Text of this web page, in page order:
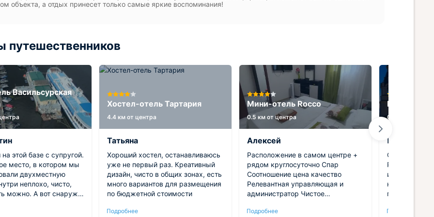
объекта, а отдых принесет только самые яркие воспоминания!
путешественников
Васильсурская
этой базе с супругой.
место, в котором мы
двухместную
неплохо, чисто,
можно. А вот снаружи
баня, доступна
Хостел-отель Тартария
4.4 км от центра
Татьяна
Хороший хостел, останавливаюсь
уже не первый раз. Креативный
дизайн, чисто в общих зонах, есть
много вариантов для размещения
по бюджетной стоимости
Подробнее
Мини-отель Rocco
0.5 км от центра
Алексей
Расположение в самом центре +
рядом круглосуточно Спар
Соотношение цена качество
Релевантная управляющая и
администратор Чистое
Подробнее
Гостиница
0.8 км от
Полина
Отличная
Рядом есть
приветливый
остались в
Подробнее